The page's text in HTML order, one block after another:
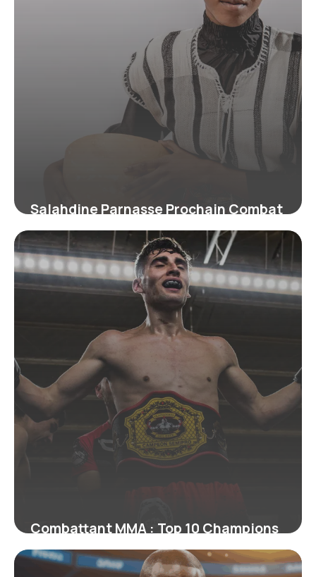
Salahdine Parnasse Prochain Combat
: Infos 2026
24 juin 2026
Combattant MMA : Top 10 Champions
Actuels 2026